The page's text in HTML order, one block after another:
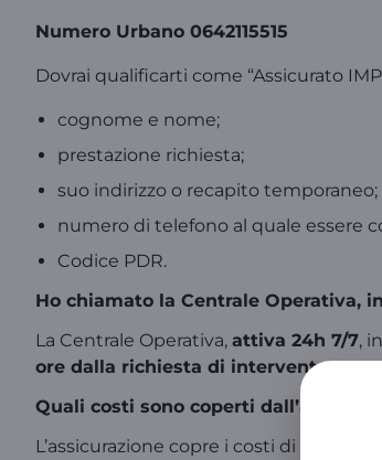
Numero Urbano 0642115515
Dovrai qualificarti come “Assicurato
cognome e nome;
prestazione richiesta;
suo indirizzo o recapito temporaneo;
numero di telefono al quale essere
Codice PDR.
Ho chiamato la Centrale Operativa,
La Centrale Operativa, attiva 24h 7/7,
ore dalla richiesta di intervento.
Quali costi sono coperti
L’assicurazione copre i costi di uscita